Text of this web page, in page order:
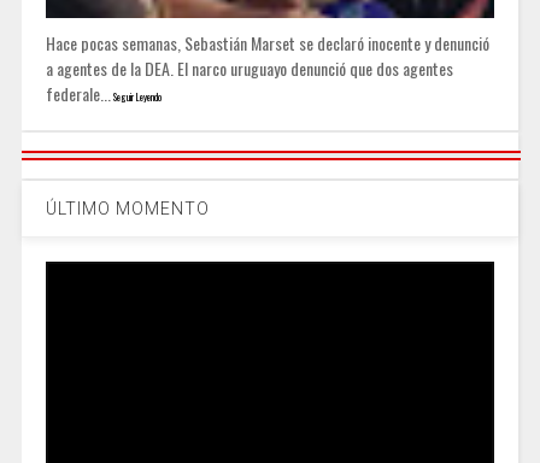
Hace pocas semanas, Sebastián Marset se declaró inocente y denunció
a agentes de la DEA. El narco uruguayo denunció que dos agentes
federale...
Seguir Leyendo
ÚLTIMO MOMENTO